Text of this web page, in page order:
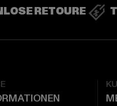
RETOURE